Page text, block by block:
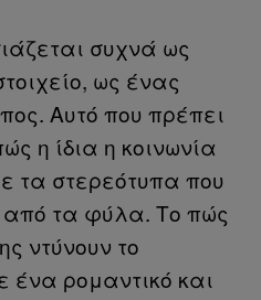
συχνά ως
ως ένας
Αυτό που πρέπει
η ίδια η κοινωνία
τα στερεότυπα που
τα φύλα. Το πώς
ντύνουν το
ρομαντικό και